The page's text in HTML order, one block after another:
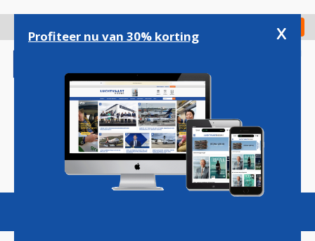
gaan
Check in
Magazine Podcasts Vacatures
Profiteer nu van 30% korting x